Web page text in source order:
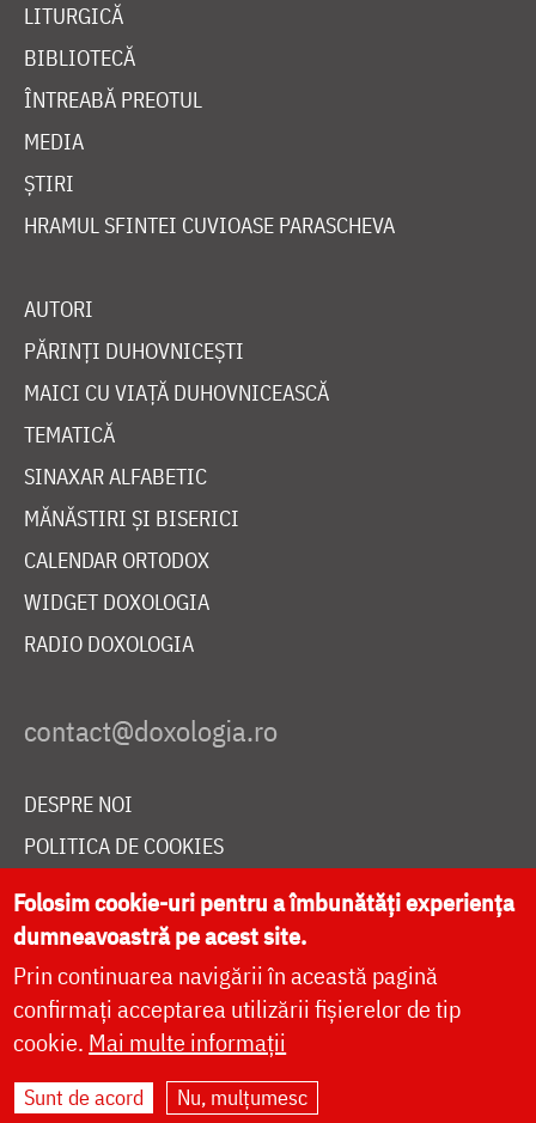
LITURGICĂ
BIBLIOTECĂ
ÎNTREABĂ PREOTUL
MEDIA
ȘTIRI
HRAMUL SFINTEI CUVIOASE PARASCHEVA
AUTORI
PĂRINȚI DUHOVNICEȘTI
MAICI CU VIAȚĂ DUHOVNICEASCĂ
TEMATICĂ
SINAXAR ALFABETIC
MĂNĂSTIRI ȘI BISERICI
CALENDAR ORTODOX
WIDGET DOXOLOGIA
RADIO DOXOLOGIA
DESPRE NOI
POLITICA DE COOKIES
DONEAZĂ ONLINE PENTRU CATEDRALA NAȚIONALĂ
LIVE
Site dezvoltat deDOXOLOGIA MEDIA
Folosim cookie-uri pentru a îmbunătăți experiența
dumneavoastră pe acest site.
Prin continuarea navigării în această pagină
confirmați acceptarea utilizării fișierelor de tip
cookie. Mai multe informații
Sunt de acord Nu, mulțumesc